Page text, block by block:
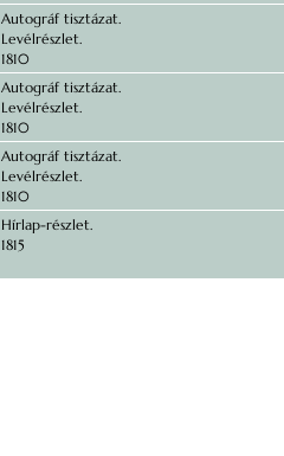
Autográf tisztázat.
Levélrészlet.
1810
Autográf tisztázat.
Levélrészlet.
1810
Autográf tisztázat.
Levélrészlet.
1810
Hírlap-részlet.
1815